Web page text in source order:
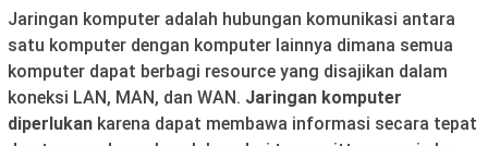
Jaringan komputer adalah hubungan komunikasi antara
satu komputer dengan komputer lainnya dimana semua
komputer dapat berbagi resource yang disajikan dalam
koneksi LAN, MAN, dan WAN. Jaringan komputer
diperlukan karena dapat membawa informasi secara tepat